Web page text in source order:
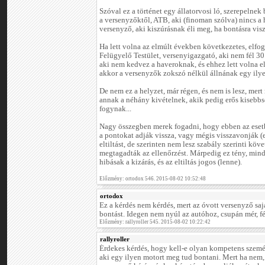
Szóval ez a történet egy állatorvosi ló,
a versenyzőktől, ATB, aki (finoman szólva) nincs a
versenyző, aki kiszúrásnak éli meg, ha bontásra
Ha lett volna az elmúlt években következetes,
Felügyelő Testület, versenyigazgató, aki nem fél
aki nem kedvez a haveroknak, és ehhez lett volna
akkor a versenyzők zokszó nélkül állnának egy
De nem ez a helyzet, már régen, és nem is lesz,
annak a néhány kivételnek, akik pedig erős
fogynak...
Nagy összegben merek fogadni, hogy ebben az
a pontokat adják vissza, vagy mégis visszavonják
eltiltást, de szerinten nem lesz szabály szerinti
megtagadták az ellenőrzést. Márpedig ez tény,
hibásak a kizárás, és az eltiltás jogos (lenne).
Előzmény: ortodox 546. 2015-08-02 10:52:48
ortodox
Ez a kérdés nem kérdés, mert az óvott versenyző
bontást. Idegen nem nyúl az autóhoz, csupán mér,
Előzmény: rallyroller 545. 2015-08-02 10:22:42
rallyroller
Érdekes kérdés, hogy kell-e olyan kompetens
aki egy ilyen motort meg tud bontani. Mert ha